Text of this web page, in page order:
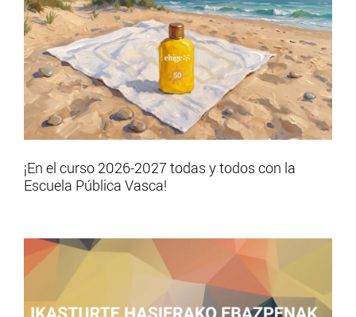
¡En el curso 2026-2027 todas y todos con la
Escuela Pública Vasca!